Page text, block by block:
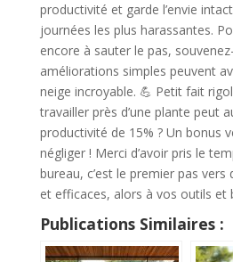
productivité et garde l’envie
journées les plus harassantes.
encore à sauter le pas,
améliorations simples peuvent
neige incroyable. 💪 Petit fait
travailler près d’une plante peut
productivité de 15% ? Un bonus
négliger ! Merci d’avoir pris le
bureau, c’est le premier pas
et efficaces, alors à vos outils et
Publications Similaires :